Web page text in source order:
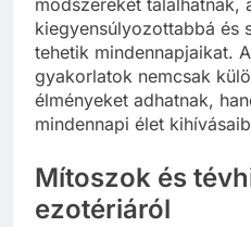
módszereket találhatnak,
kiegyensúlyozottabbá és
tehetik mindennapjaikat.
gyakorlatok nemcsak
élményeket adhatnak,
mindennapi élet
Mítoszok és
ezotériáról